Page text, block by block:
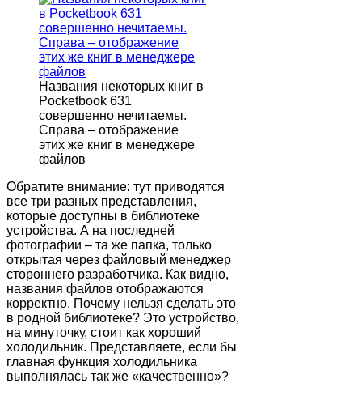
Названия некоторых книг в
Pocketbook 631
совершенно нечитаемы.
Справа – отображение
этих же книг в менеджере
файлов
Обратите внимание: тут приводятся
все три разных представления,
которые доступны в библиотеке
устройства. А на последней
фотографии – та же папка, только
открытая через файловый менеджер
стороннего разработчика. Как видно,
названия файлов отображаются
корректно. Почему нельзя сделать это
в родной библиотеке? Это устройство,
на минуточку, стоит как хороший
холодильник. Представляете, если бы
главная функция холодильника
выполнялась так же «качественно»?